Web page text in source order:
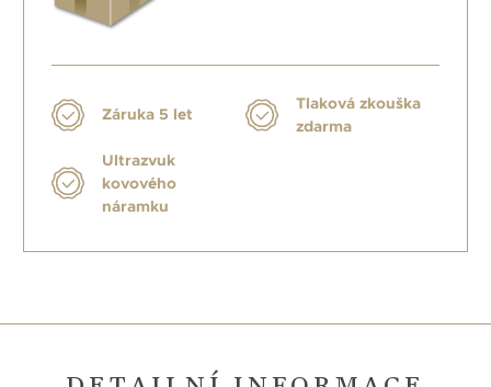
Záruka 5 let
Tlaková zkouška
zdarma
Ultrazvuk
kovového
náramku